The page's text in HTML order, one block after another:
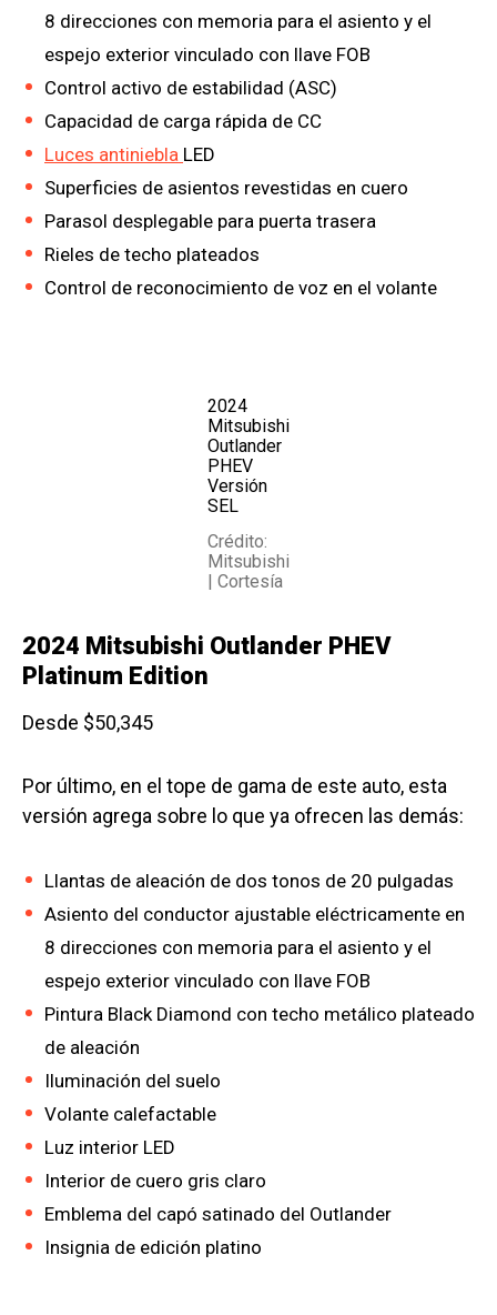
8 direcciones con memoria para el asiento y el
espejo exterior vinculado con llave FOB
Control activo de estabilidad (ASC)
Capacidad de carga rápida de CC
Luces antiniebla LED
Superficies de asientos revestidas en cuero
Parasol desplegable para puerta trasera
Rieles de techo plateados
Control de reconocimiento de voz en el volante
2024
Mitsubishi
Outlander
PHEV
Versión
SEL
Crédito:
Mitsubishi
| Cortesía
2024 Mitsubishi Outlander PHEV
Platinum Edition
Desde $50,345
Por último, en el tope de gama de este auto, esta
versión agrega sobre lo que ya ofrecen las demás:
Llantas de aleación de dos tonos de 20 pulgadas
Asiento del conductor ajustable eléctricamente en
8 direcciones con memoria para el asiento y el
espejo exterior vinculado con llave FOB
Pintura Black Diamond con techo metálico plateado
de aleación
Iluminación del suelo
Volante calefactable
Luz interior LED
Interior de cuero gris claro
Emblema del capó satinado del Outlander
Insignia de edición platino